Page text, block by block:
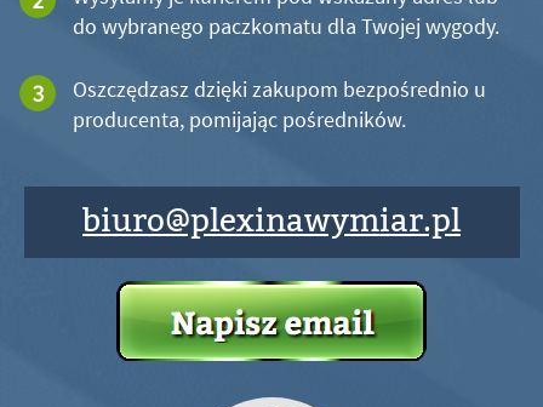
do wybranego paczkomatu dla Twojej wygody.
Oszczędzasz dzięki zakupom bezpośrednio u
producenta, pomijając pośredników.
biuro@plexinawymiar.pl